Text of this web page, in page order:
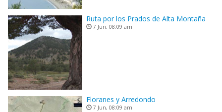
Ruta por los Prados de Alta Montaña
7 Jun, 08:09 am
Floranes y Arredondo
7 Jun, 08:09 am